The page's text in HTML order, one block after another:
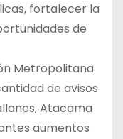
fortalecer la
de
Metropolitana
de avisos
Atacama
aumentos